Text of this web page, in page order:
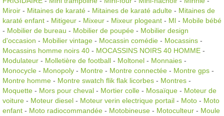
Miroir - Mitaines de karaté - Mitaines de karaté adulte - Mitaines de
karaté enfant - Mitigeur - Mixeur - Mixeur plogeant - Ml - Mobile bébé
- Mobilier de bureau - Mobilier de poupée - Mobilier design
d'occasion - Mobilier vintage - Mocassin comédie - Mocassins -
Mocassins homme noirs 40 - MOCASSINS NOIRS 40 HOMME -
Modulateur - Molletière de football - Moltonel - Monnaies -
Monocycle - Monopoly - Montre - Montre connectée - Montre gps -
Montre homme - Montre swatch flik flak licorbes - Montres -
Moquette - Mors pour cheval - Mortier colle - Mosaïque - Moteur de
voiture - Moteur diesel - Moteur verin electrique portail - Moto - Moto
enfant - Moto radiocommandée - Motobineuse - Motoculteur - Moule